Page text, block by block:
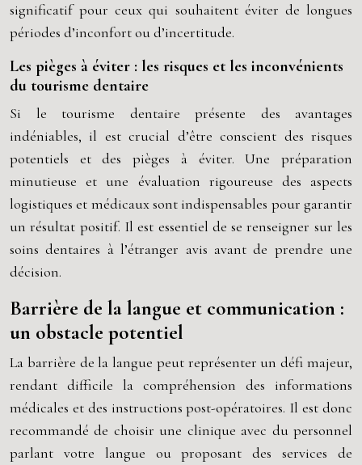
significatif pour ceux qui souhaitent éviter de longues
périodes d’inconfort ou d’incertitude.
Les pièges à éviter : les risques et les inconvénients
du tourisme dentaire
Si le tourisme dentaire présente des avantages
indéniables, il est crucial d’être conscient des risques
potentiels et des pièges à éviter. Une préparation
minutieuse et une évaluation rigoureuse des aspects
logistiques et médicaux sont indispensables pour garantir
un résultat positif. Il est essentiel de se renseigner sur les
soins dentaires à l’étranger avis avant de prendre une
décision.
Barrière de la langue et communication :
un obstacle potentiel
La barrière de la langue peut représenter un défi majeur,
rendant difficile la compréhension des informations
médicales et des instructions post-opératoires. Il est donc
recommandé de choisir une clinique avec du personnel
parlant votre langue ou proposant des services de